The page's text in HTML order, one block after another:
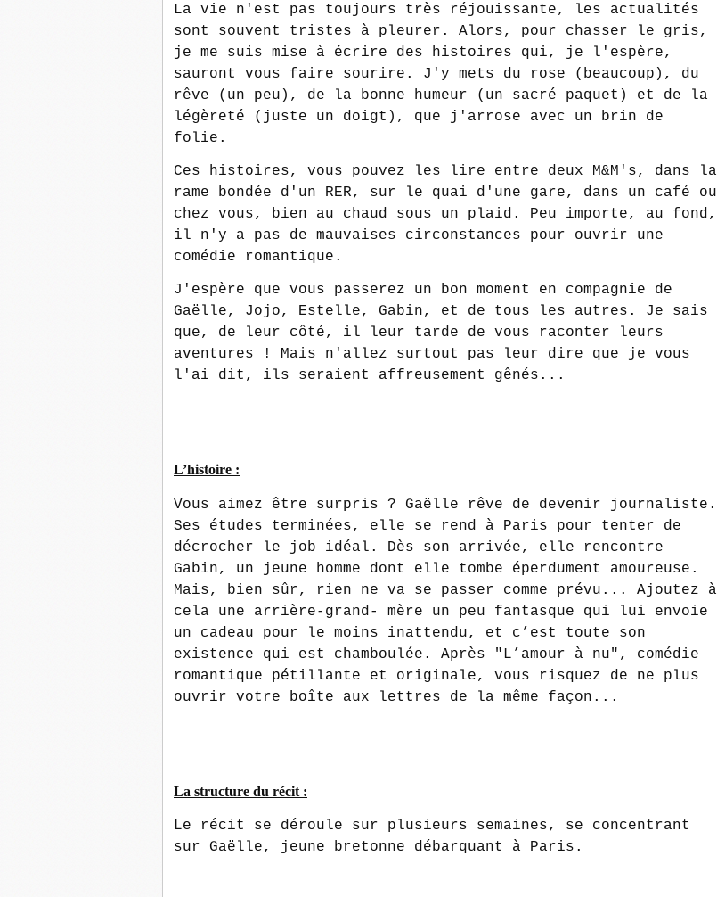
La vie n'est pas toujours très réjouissante, les actualités
sont souvent tristes à pleurer. Alors, pour chasser le gris,
je me suis mise à écrire des histoires qui, je l'espère,
sauront vous faire sourire. J'y mets du rose (beaucoup), du
rêve (un peu), de la bonne humeur (un sacré paquet) et de la
légèreté (juste un doigt), que j'arrose avec un brin de
folie.
Ces histoires, vous pouvez les lire entre deux M&M's, dans la
rame bondée d'un RER, sur le quai d'une gare, dans un café ou
chez vous, bien au chaud sous un plaid. Peu importe, au fond,
il n'y a pas de mauvaises circonstances pour ouvrir une
comédie romantique.
J'espère que vous passerez un bon moment en compagnie de
Gaëlle, Jojo, Estelle, Gabin, et de tous les autres. Je sais
que, de leur côté, il leur tarde de vous raconter leurs
aventures ! Mais n'allez surtout pas leur dire que je vous
l'ai dit, ils seraient affreusement gênés...
L’histoire :
Vous aimez être surpris ? Gaëlle rêve de devenir journaliste.
Ses études terminées, elle se rend à Paris pour tenter de
décrocher le job idéal. Dès son arrivée, elle rencontre
Gabin, un jeune homme dont elle tombe éperdument amoureuse.
Mais, bien sûr, rien ne va se passer comme prévu... Ajoutez à
cela une arrière-grand- mère un peu fantasque qui lui envoie
un cadeau pour le moins inattendu, et c’est toute son
existence qui est chamboulée. Après "L’amour à nu", comédie
romantique pétillante et originale, vous risquez de ne plus
ouvrir votre boîte aux lettres de la même façon...
La structure du récit :
Le récit se déroule sur plusieurs semaines, se concentrant
sur Gaëlle, jeune bretonne débarquant à Paris.